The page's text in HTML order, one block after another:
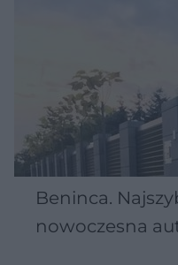
Beninca.
nowoczesna